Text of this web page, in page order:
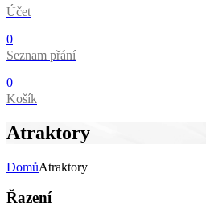
Účet
0
Seznam přání
0
Košík
Atraktory
DomůAtraktory
Řazení